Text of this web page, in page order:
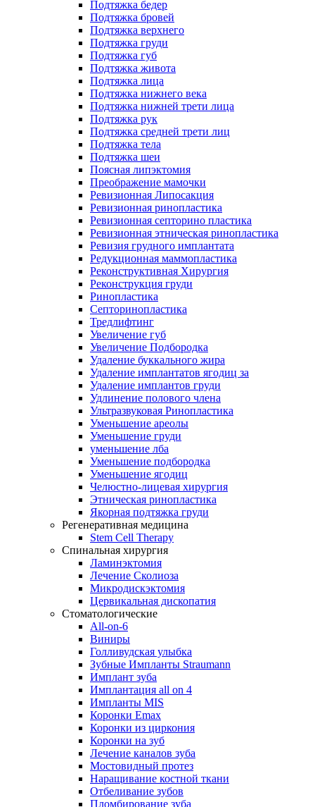
Подтяжка бедер
Подтяжка бровей
Подтяжка верхнего
Подтяжка груди
Подтяжка губ
Подтяжка живота
Подтяжка лица
Подтяжка нижнего века
Подтяжка нижней трети лица
Подтяжка рук
Подтяжка средней трети лиц
Подтяжка тела
Подтяжка шеи
Поясная липэктомия
Преображение мамочки
Ревизионная Липосакция
Ревизионная ринопластика
Ревизионная септорино пластика
Ревизионная этническая ринопластика
Ревизия грудного имплантата
Редукционная маммопластика
Реконструктивная Хирургия
Реконструкция груди
Ринопластика
Септоринопластика
Тредлифтинг
Увеличение губ
Увеличение Подбородка
Удаление буккального жира
Удаление имплантатов ягодиц за
Удаление имплантов груди
Удлинение полового члена
Ультразвуковая Ринопластика
Уменьшение ареолы
Уменьшение груди
уменьшение лба
Уменьшение подбородка
Уменьшение ягодиц
Челюстно-лицевая хирургия
Этническая ринопластика
Якорная подтяжка груди
Регенеративная медицина
Stem Cell Therapy
Спинальная хирургия
Ламинэктомия
Лечение Сколиоза
Микродискэктомия
Цервикальная дископатия
Стоматологические
All-on-6
Виниры
Голливудская улыбка
Зубные Импланты Straumann
Имплант зуба
Имплантация all on 4
Импланты MIS
Коронки Emax
Коронки из циркония
Коронки на зуб
Лечение каналов зуба
Мостовидный протез
Наращивание костной ткани
Отбеливание зубов
Пломбирование зуба